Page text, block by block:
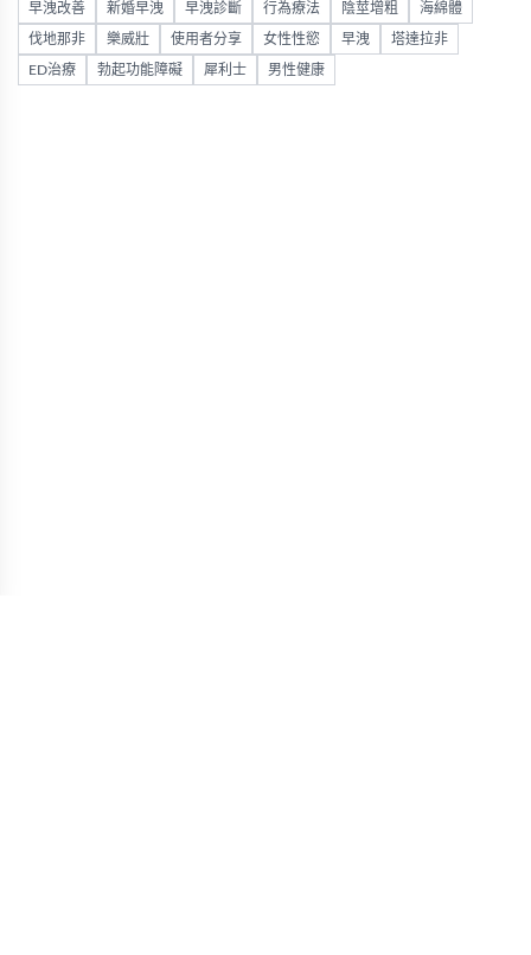
早洩改善 新婚早洩 早洩診斷 行為療法 陰莖增粗 海綿體
伐地那非 樂威壯 使用者分享 女性性慾 早洩 塔達拉非
ED治療 勃起功能障礙 犀利士 男性健康